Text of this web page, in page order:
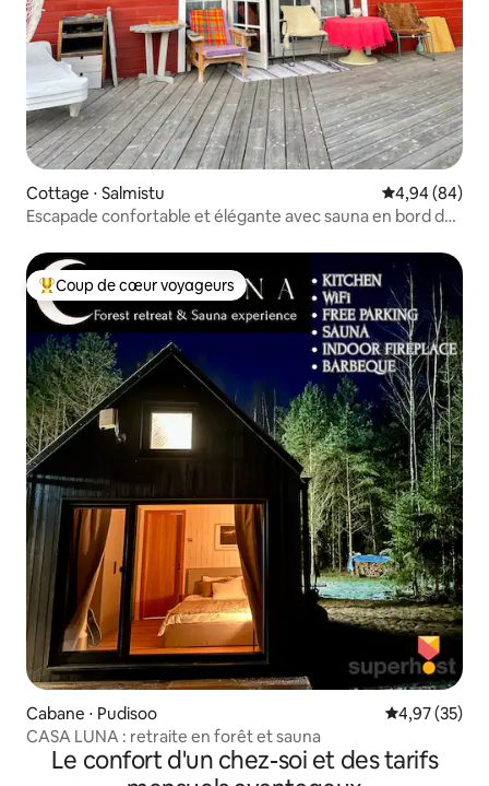
Cottage ⋅ Salmistu Évaluation
4,94 (84)
Escapade confortable et élégante avec sauna en bord de
Coups de cœur voyageurs les plus appréciés
Coup de cœur voyageurs
Cabane ⋅ Pudisoo Évaluation
4,97 (35)
CASA LUNA : retraite en forêt et sauna
Le confort d'un chez-soi et des tarifs